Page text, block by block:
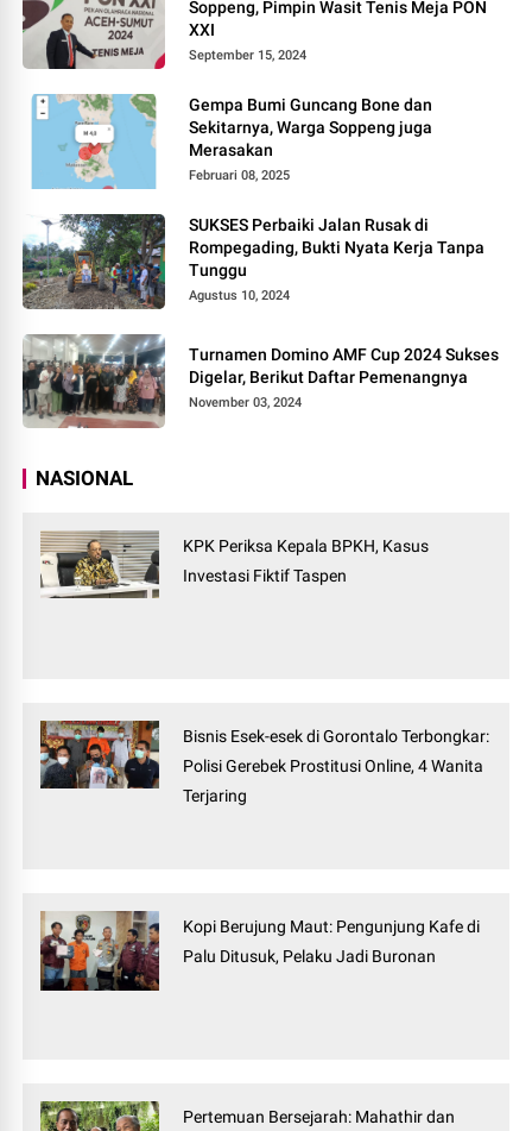
Soppeng, Pimpin Wasit Tenis Meja PON
XXI
September 15, 2024
Gempa Bumi Guncang Bone dan
Sekitarnya, Warga Soppeng juga
Merasakan
Februari 08, 2025
SUKSES Perbaiki Jalan Rusak di
Rompegading, Bukti Nyata Kerja Tanpa
Tunggu
Agustus 10, 2024
Turnamen Domino AMF Cup 2024 Sukses
Digelar, Berikut Daftar Pemenangnya
November 03, 2024
NASIONAL
KPK Periksa Kepala BPKH, Kasus
Investasi Fiktif Taspen
Bisnis Esek-esek di Gorontalo Terbongkar:
Polisi Gerebek Prostitusi Online, 4 Wanita
Terjaring
Kopi Berujung Maut: Pengunjung Kafe di
Palu Ditusuk, Pelaku Jadi Buronan
Pertemuan Bersejarah: Mahathir dan